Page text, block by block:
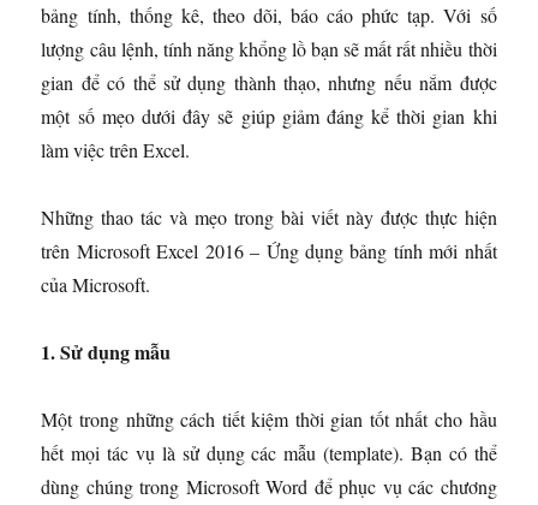
bảng tính, thống kê, theo dõi, báo cáo phức tạp. Với số
lượng câu lệnh, tính năng khổng lồ bạn sẽ mất rất nhiều thời
gian để có thể sử dụng thành thạo, nhưng nếu nắm được
một số mẹo dưới đây sẽ giúp giảm đáng kể thời gian khi
làm việc trên Excel.
Những thao tác và mẹo trong bài viết này được thực hiện
trên Microsoft Excel 2016 – Ứng dụng bảng tính mới nhất
của Microsoft.
1. Sử dụng mẫu
Một trong những cách tiết kiệm thời gian tốt nhất cho hầu
hết mọi tác vụ là sử dụng các mẫu (template). Bạn có thể
dùng chúng trong Microsoft Word để phục vụ các chương